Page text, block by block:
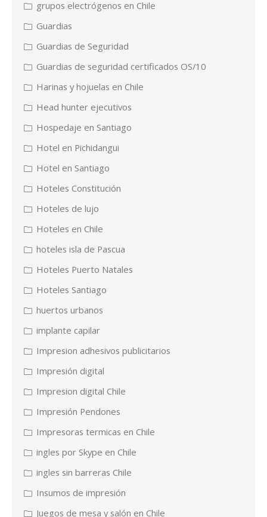
grupos electrógenos en Chile
Guardias
Guardias de Seguridad
Guardias de seguridad certificados OS/10
Harinas y hojuelas en Chile
Head hunter ejecutivos
Hospedaje en Santiago
Hotel en Pichidangui
Hotel en Santiago
Hoteles Constitución
Hoteles de lujo
Hoteles en Chile
hoteles isla de Pascua
Hoteles Puerto Natales
Hoteles Santiago
huertos urbanos
implante capilar
Impresion adhesivos publicitarios
Impresión digital
Impresion digital Chile
Impresión Pendones
Impresoras termicas en Chile
ingles por Skype en Chile
ingles sin barreras Chile
Insumos de impresión
Juegos de mesa y salón en Chile